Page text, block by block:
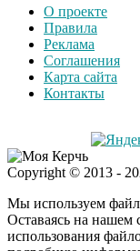
О проекте
Правила
Реклама
Соглашения
Карта сайта
Контакты
Copyright © 2013 -
Мы используем
Оставаясь на нашем
использования